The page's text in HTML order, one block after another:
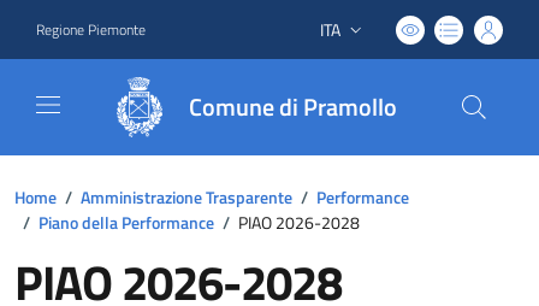
Regione Piemonte Lingua attiva:
ITA
Comune di Pramollo
Home / Amministrazione Trasparente / Performance
/ Piano della Performance / PIAO 2026-2028
PIAO 2026-2028